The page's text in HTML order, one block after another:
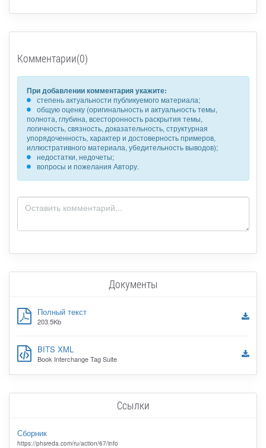
Комментарии(0)
При добавлении комментария укажите:
степень актуальности публикуемого материала;
общую оценку (оригинальность и актуальность темы,
полнота, глубина, всесторонность раскрытия темы,
логичность, связность, доказательность, структурная
упорядоченность, характер и достоверность примеров,
иллюстративного материала, убедительность выводов);
недостатки, недочеты;
вопросы и пожелания Автору.
Документы
Полный текст
203.5Kb
BITS XML
Book Interchange Tag Suite
Ссылки
Сборник
https://phsreda.com/ru/action/67/info